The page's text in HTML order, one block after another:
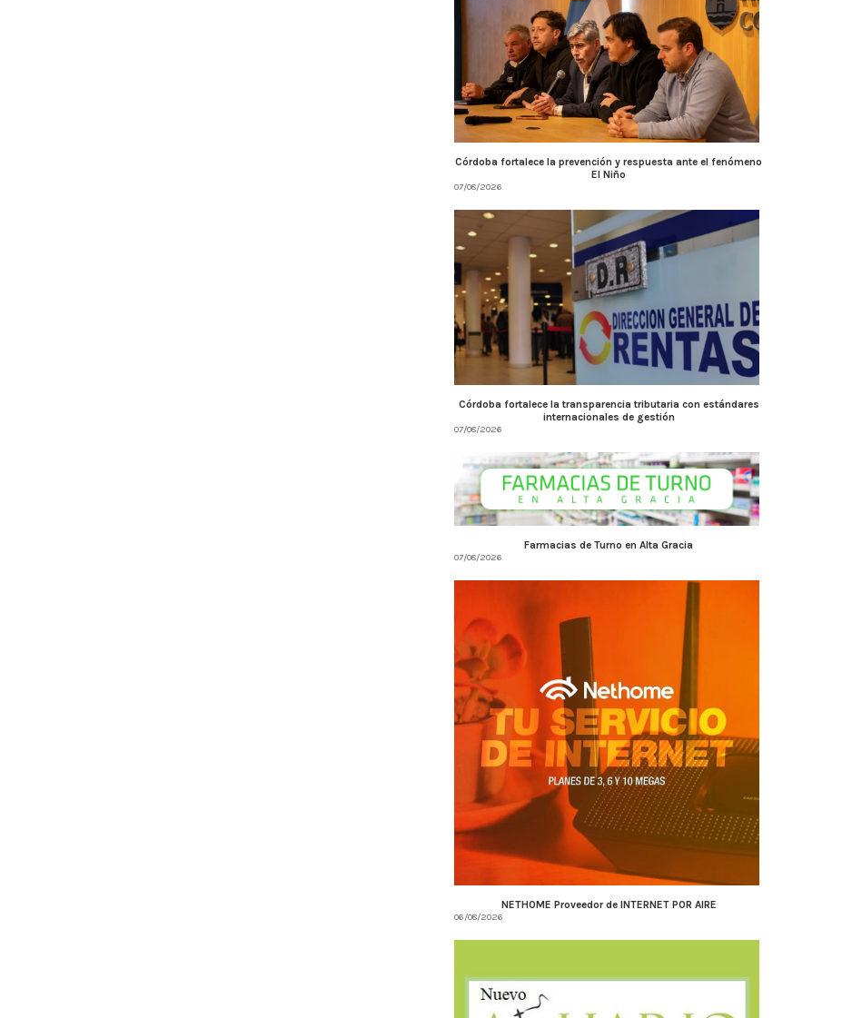
Córdoba fortalece la prevención y respuesta ante el fenómeno
El Niño
07/08/2026
Córdoba fortalece la transparencia tributaria con estándares
internacionales de gestión
07/08/2026
Farmacias de Turno en Alta Gracia
07/08/2026
NETHOME Proveedor de INTERNET POR AIRE
06/08/2026